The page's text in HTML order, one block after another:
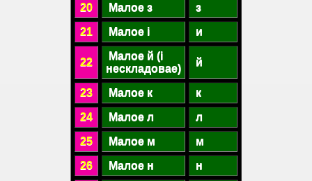
20 Малое з з
21 Малое і и
22
Малое й (і
нескладовае)
й
23 Малое к к
24 Малое л л
25 Малое м м
26 Малое н н